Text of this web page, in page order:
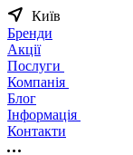
Київ
Бренди
Акції
Послуги
Компанія
Блог
Інформація
Контакти